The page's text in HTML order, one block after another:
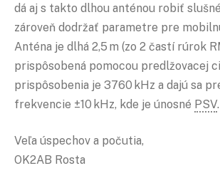
dá aj s takto dlhou anténou robiť
zároveň dodržať parametre pre
Anténa je dlhá 2,5 m (zo 2 častí rúrok
prispôsobená pomocou predlžovacej
prispôsobenia je 3760 kHz a dajú sa
frekvencie ±10 kHz, kde je únosné PSV.
Veľa úspechov a počutia,
OK2AB Rosta